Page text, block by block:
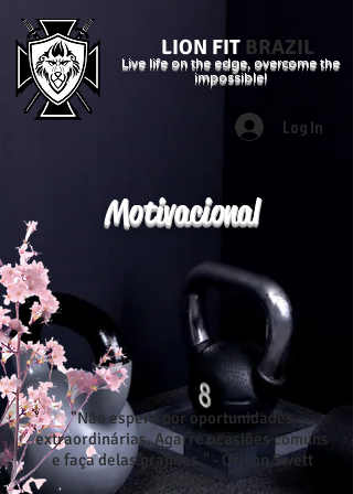
LION FIT BRAZIL
Live life on the edge, overcome the
impossible!
Log In
Motivacional
"Não espere por oportunidades
extraordinárias. Agarre ocasiões comuns
e faça delas grandes." - Orison Swett
Marden